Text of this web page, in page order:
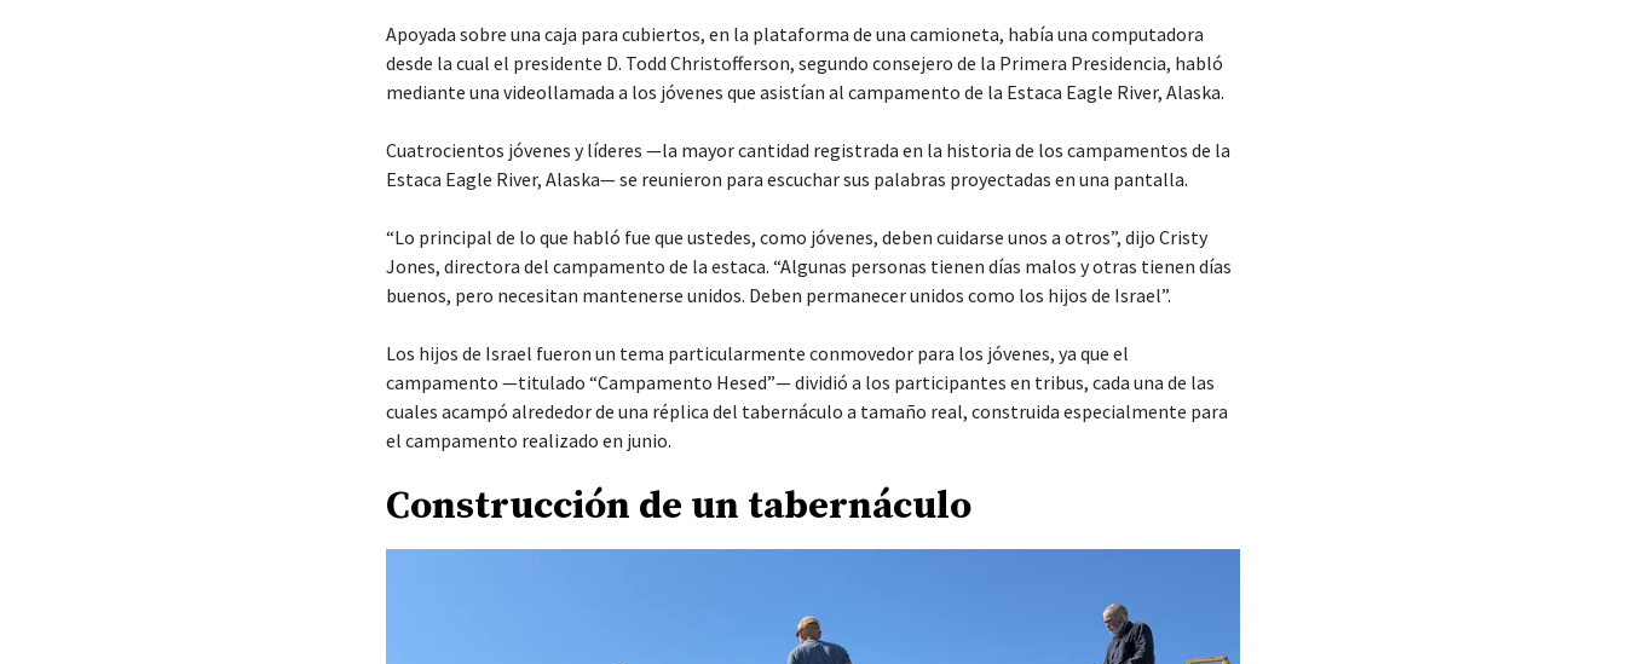
Apoyada sobre una caja para cubiertos, en la plataforma de una camioneta, había una computadora
desde la cual el presidente D. Todd Christofferson, segundo consejero de la Primera Presidencia, habló
mediante una videollamada a los jóvenes que asistían al campamento de la Estaca Eagle River, Alaska.
Cuatrocientos jóvenes y líderes —la mayor cantidad registrada en la historia de los campamentos de la
Estaca Eagle River, Alaska— se reunieron para escuchar sus palabras proyectadas en una pantalla.
“Lo principal de lo que habló fue que ustedes, como jóvenes, deben cuidarse unos a otros”, dijo Cristy
Jones, directora del campamento de la estaca. “Algunas personas tienen días malos y otras tienen días
buenos, pero necesitan mantenerse unidos. Deben permanecer unidos como los hijos de Israel”.
Los hijos de Israel fueron un tema particularmente conmovedor para los jóvenes, ya que el
campamento —titulado “Campamento Hesed”— dividió a los participantes en tribus, cada una de las
cuales acampó alrededor de una réplica del tabernáculo a tamaño real, construida especialmente para
el campamento realizado en junio.
Construcción de un tabernáculo